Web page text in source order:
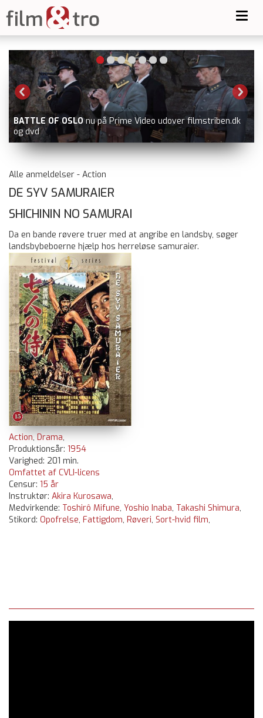
OSLO nu på Prime Video udover filmstriben.dk
TEMA FILM
NICEVILLE
Alle anmeldelser - Action
DE SYV SAMURAIER
SHICHININ NO SAMURAI
Da en bande røvere truer med at angribe en landsby, søger
landsbybeboerne hjælp hos herreløse samuraier.
Action,Drama,
Produktionsår: 1954
Varighed: 201 min.
Omfattet af CVLI-licens
Censur: 15 år
Instruktør: Akira Kurosawa,
Medvirkende: Toshirô Mifune, Yoshio Inaba, Takashi Shimura,
Stikord: Opofrelse, Fattigdom, Røveri, Sort-hvid film,